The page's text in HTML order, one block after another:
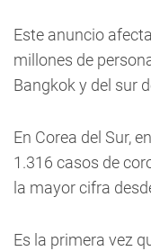
Este anuncio
millones de
Bangkok y del sur
En Corea del Sur,
1.316 casos de
la mayor cifra
Es la primera vez